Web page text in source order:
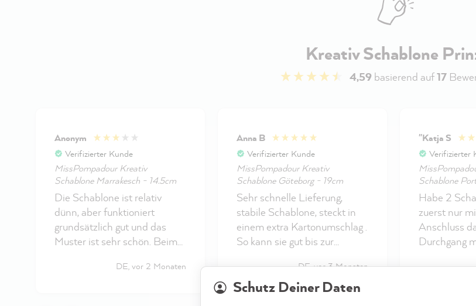
Kreativ Schablone
4,59 basierend auf17
Anonym
Verifizierter Kunde
MissPompadour Kreativ
Schablone Marrakesch - 14.5cm
Die Schablone ist relativ
dünn, aber funktioniert
grundsätzlich gut und das
Muster ist sehr schön. Beim
ein bisschen am Pinsel und
DE, vor 2 Monaten
Anna B
Verifizierter Kunde
MissPompadour Kreativ
Schablone Göteborg - 19cm
Sehr schnelle Lieferung,
stabile Schablone, steckt in
einem extra Kartonumschlag .
So kann sie gut bis zur
aufbewahrt werden. Test ist
gut gelaufen. Wenn ich fertig
DE, vor 3 Monaten
"Katja S
Verifizierter
Schablone
Habe 2
zuerst nur
Anschluss
Durchgang
finden,
Schutz Deiner Daten